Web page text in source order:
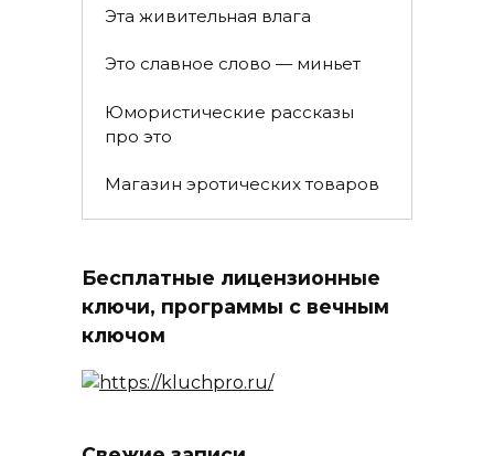
Эта живительная влага
Это славное слово — миньет
Юмористические рассказы
про это
Магазин эротических товаров
Бесплатные лицензионные
ключи, программы с вечным
ключом